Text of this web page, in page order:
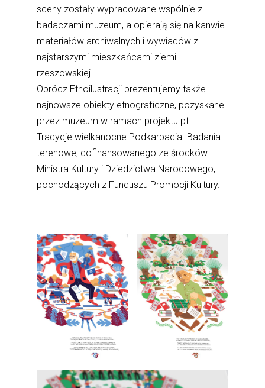
sceny zostały wypracowane wspólnie z
badaczami muzeum, a opierają się na kanwie
materiałów archiwalnych i wywiadów z
najstarszymi mieszkańcami ziemi
rzeszowskiej.
Oprócz Etnoilustracji prezentujemy także
najnowsze obiekty etnograficzne, pozyskane
przez muzeum w ramach projektu pt.
Tradycje wielkanocne Podkarpacia. Badania
terenowe, dofinansowanego ze środków
Ministra Kultury i Dziedzictwa Narodowego,
pochodzących z Funduszu Promocji Kultury.